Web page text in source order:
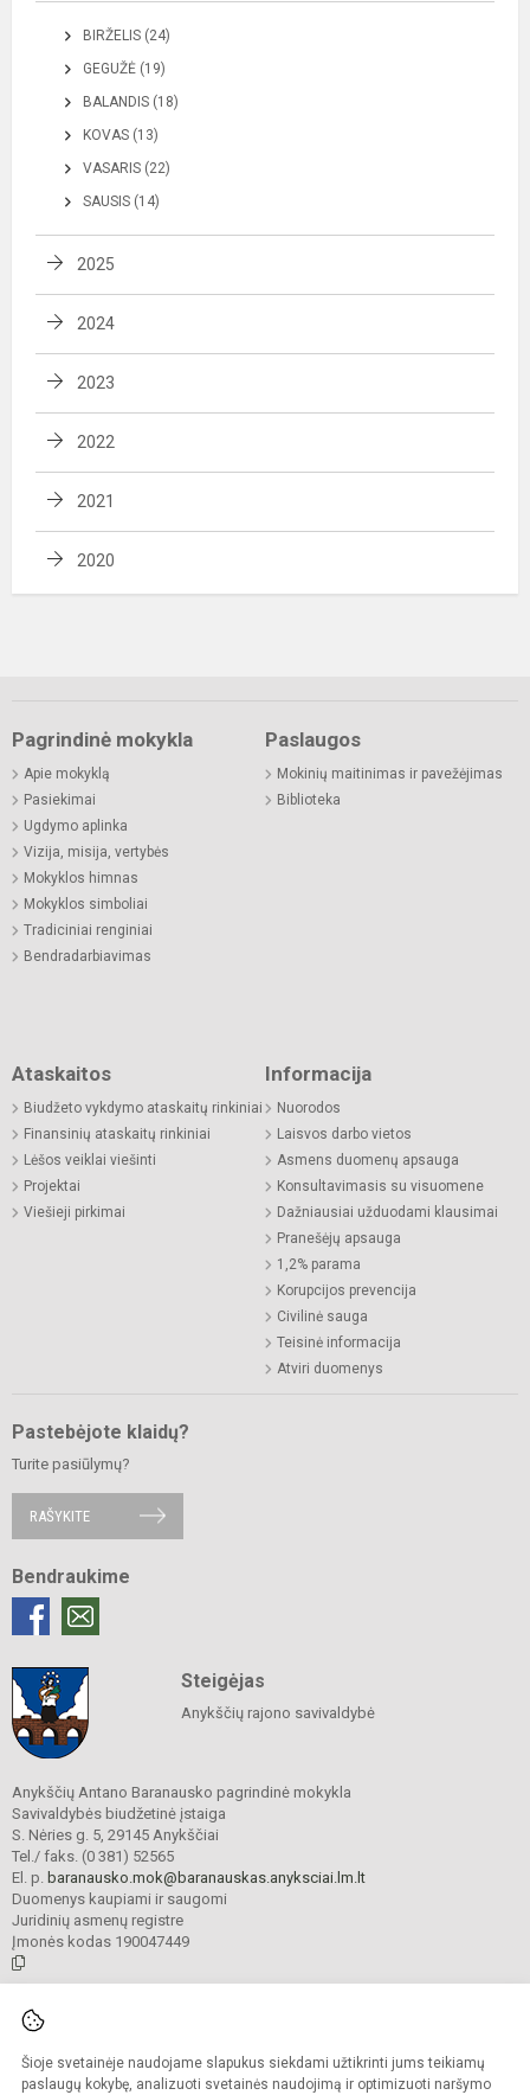
Šioje svetainėje naudojame slapukus siekdami užtikrinti jums teikiamų
paslaugų kokybę, analizuoti svetainės naudojimą ir optimizuoti naršymo
BIRŽELIS (24)
GEGUŽĖ (19)
BALANDIS (18)
KOVAS (13)
VASARIS (22)
SAUSIS (14)
2025
2024
2023
2022
2021
2020
Pagrindinė mokykla
Apie mokyklą
Pasiekimai
Ugdymo aplinka
Vizija, misija, vertybės
Mokyklos himnas
Mokyklos simboliai
Tradiciniai renginiai
Bendradarbiavimas
Paslaugos
Mokinių maitinimas ir pavežėjimas
Biblioteka
Ataskaitos
Biudžeto vykdymo ataskaitų rinkiniai
Finansinių ataskaitų rinkiniai
Lėšos veiklai viešinti
Projektai
Viešieji pirkimai
Informacija
Nuorodos
Laisvos darbo vietos
Asmens duomenų apsauga
Konsultavimasis su visuomene
Dažniausiai užduodami klausimai
Pranešėjų apsauga
1,2% parama
Korupcijos prevencija
Civilinė sauga
Teisinė informacija
Atviri duomenys
Pastebėjote klaidų?
Turite pasiūlymų?
RAŠYKITE
Bendraukime
Steigėjas
Anykščių rajono savivaldybė
Anykščių Antano Baranausko pagrindinė mokykla
Savivaldybės biudžetinė įstaiga
S. Nėries g. 5, 29145 Anykščiai
Tel./ faks. (0 381) 52565
El. p. baranausko.mok@baranauskas.anyksciai.lm.lt
Duomenys kaupiami ir saugomi
Juridinių asmenų registre
Įmonės kodas 190047449
Kopijuoti turinį be raštiško mokyklos administracijos sutikimo griežtai
draudžiama.